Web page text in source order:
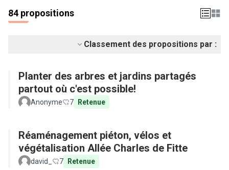
84 propositions
Classement des propositions par :
Planter des arbres et jardins partagés
partout où c'est possible!
Anonyme 7 Retenue
Réaménagement piéton, vélos et
végétalisation Allée Charles de Fitte
david_ 7 Retenue